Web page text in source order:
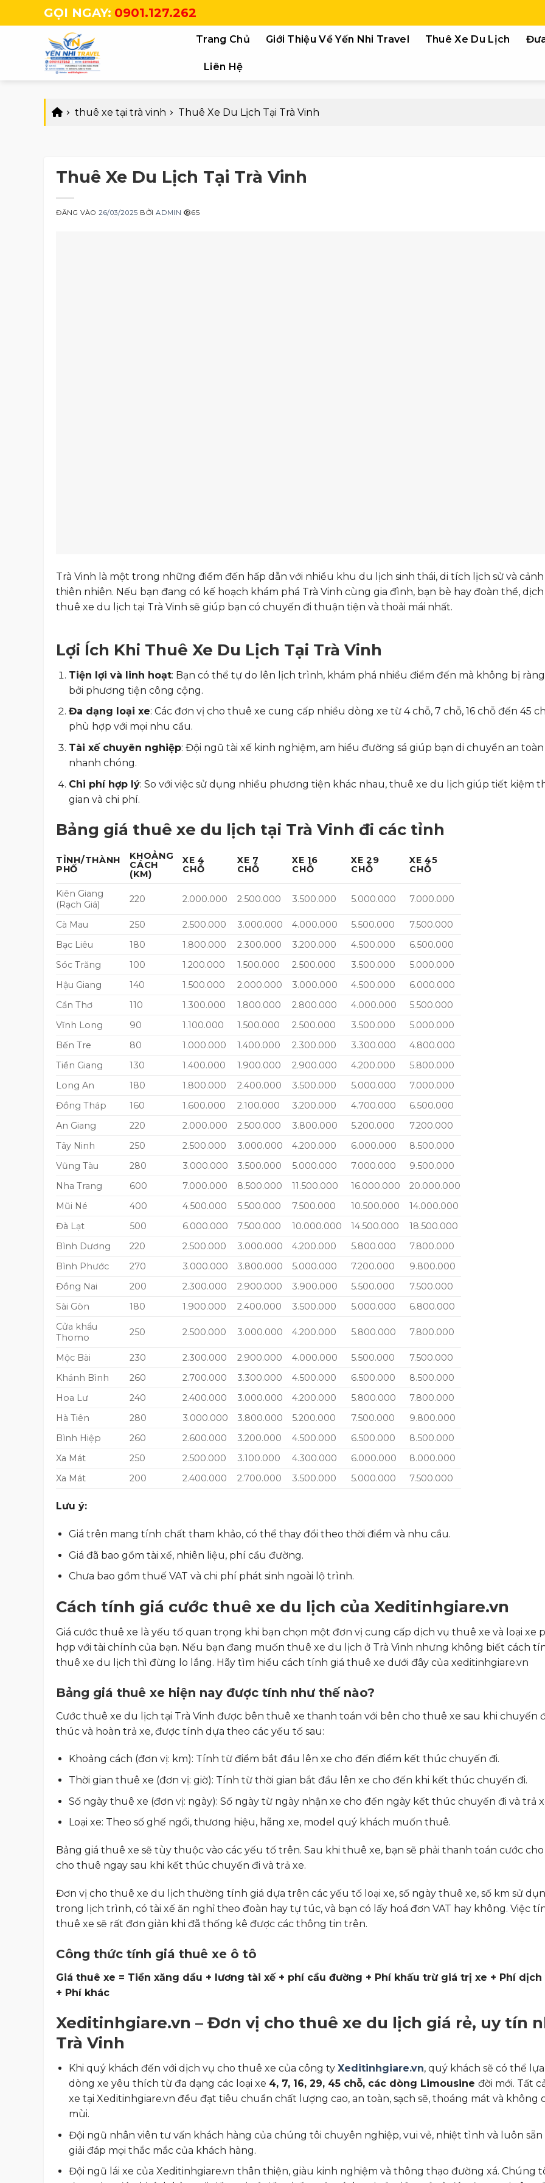
GỌI NGAY: 0901.127.262
Trang Chủ Giới Thiệu Về Yến Nhi Travel Thuê Xe Du Lịch
Liên Hệ
thuê xe tại trà vinh Thuê Xe Du Lịch Tại Trà Vinh
Thuê Xe Du Lịch Tại Trà Vinh
ĐĂNG VÀO26/03/2025 BỞIADMIN 65
Trà Vinh là một trong những điểm đến hấp dẫn với nhiều khu du lịch sinh thái, di tích lịch sử và
thiên nhiên. Nếu bạn đang có kế hoạch khám phá Trà Vinh cùng gia đình, bạn bè hay đoàn thể,
thuê xe du lịch tại Trà Vinh sẽ giúp bạn có chuyến đi thuận tiện và thoải mái nhất.
Lợi Ích Khi Thuê Xe Du Lịch Tại Trà Vinh
Tiện lợi và linh hoạt: Bạn có thể tự do lên lịch trình, khám phá nhiều điểm đến mà không bị
bởi phương tiện công cộng.
Đa dạng loại xe: Các đơn vị cho thuê xe cung cấp nhiều dòng xe từ 4 chỗ, 7 chỗ, 16 chỗ đến 45
phù hợp với mọi nhu cầu.
Tài xế chuyên nghiệp: Đội ngũ tài xế kinh nghiệm, am hiểu đường sá giúp bạn di chuyển an toàn
nhanh chóng.
Chi phí hợp lý: So với việc sử dụng nhiều phương tiện khác nhau, thuê xe du lịch giúp tiết kiệm
gian và chi phí.
Bảng giá thuê xe du lịch tại Trà Vinh đi các tỉnh
TỈNH/THÀNH
PHỐ
KHOẢNG
CÁCH
(KM)
XE 4
CHỖ
XE 7
CHỖ
XE 16
CHỖ
XE 29
CHỖ
XE 45
CHỖ
Kiên Giang
(Rạch Giá)
220 2.000.000 2.500.000 3.500.000 5.000.000 7.000.000
Cà Mau 250 2.500.000 3.000.000 4.000.000 5.500.000
7.500.000
Bạc Liêu
180 1.800.000 2.300.000 3.200.000 4.500.000
6.500.000
Sóc Trăng
100 1.200.000 1.500.000 2.500.000 3.500.000
5.000.000
Hậu Giang
140 1.500.000 2.000.000 3.000.000 4.500.000
6.000.000
Cần Thơ
110 1.300.000 1.800.000 2.800.000 4.000.000
5.500.000
Vĩnh Long
90 1.100.000 1.500.000 2.500.000 3.500.000
5.000.000
Bến Tre
80 1.000.000 1.400.000 2.300.000 3.300.000
4.800.000
Tiền Giang
130 1.400.000 1.900.000 2.900.000 4.200.000
5.800.000
Long An
180 1.800.000 2.400.000 3.500.000 5.000.000
7.000.000
Đồng Tháp
160 1.600.000 2.100.000 3.200.000 4.700.000
6.500.000
An Giang
220 2.000.000 2.500.000 3.800.000 5.200.000
7.200.000
Tây Ninh
250 2.500.000 3.000.000 4.200.000 6.000.000
8.500.000
Vũng Tàu
280 3.000.000 3.500.000 5.000.000 7.000.000
9.500.000
Nha Trang
600 7.000.000 8.500.000 11.500.000 16.000.000
20.000.000
Mũi Né
400 4.500.000 5.500.000 7.500.000 10.500.000
14.000.000
Đà Lạt
500 6.000.000 7.500.000 10.000.000 14.500.000
18.500.000
Bình Dương
220 2.500.000 3.000.000 4.200.000 5.800.000
7.800.000
Bình Phước
270 3.000.000 3.800.000 5.000.000 7.200.000
9.800.000
Đồng Nai
200 2.300.000 2.900.000 3.900.000 5.500.000
7.500.000
Sài Gòn
180 1.900.000 2.400.000 3.500.000 5.000.000
6.800.000
Cửa khẩu
Thomo
250 2.500.000 3.000.000 4.200.000 5.800.000 7.800.000
Mộc Bài 230 2.300.000 2.900.000 4.000.000 5.500.000
7.500.000
Khánh Bình
260 2.700.000 3.300.000 4.500.000 6.500.000
8.500.000
Hoa Lư
240 2.400.000 3.000.000 4.200.000 5.800.000
7.800.000
Hà Tiên
280 3.000.000 3.800.000 5.200.000 7.500.000
9.800.000
Bình Hiệp
260 2.600.000 3.200.000 4.500.000 6.500.000
8.500.000
Xa Mát
250 2.500.000 3.100.000 4.300.000 6.000.000
8.000.000
Xa Mát
200 2.400.000 2.700.000 3.500.000 5.000.000 7.500.000
Lưu ý:
Giá trên mang tính chất tham khảo, có thể thay đổi theo thời điểm và nhu cầu.
Giá đã bao gồm tài xế, nhiên liệu, phí cầu đường.
Chưa bao gồm thuế VAT và chi phí phát sinh ngoài lộ trình.
Cách tính giá cước thuê xe du lịch của Xeditinhgiare.vn
Giá cước thuê xe là yếu tố quan trọng khi bạn chọn một đơn vị cung cấp dịch vụ thuê xe và loại xe
hợp với tài chính của bạn. Nếu bạn đang muốn thuê xe du lịch ở Trà Vinh nhưng không biết cách
thuê xe du lịch thì đừng lo lắng. Hãy tìm hiểu cách tính giá thuê xe dưới đây của xeditinhgiare.vn
Bảng giá thuê xe hiện nay được tính như thế nào?
Cước thuê xe du lịch tại Trà Vinh được bên thuê xe thanh toán với bên cho thuê xe sau khi chuyến
thúc và hoàn trả xe, được tính dựa theo các yếu tố sau:
Khoảng cách (đơn vị: km): Tính từ điểm bắt đầu lên xe cho đến điểm kết thúc chuyến đi.
Thời gian thuê xe (đơn vị: giờ): Tính từ thời gian bắt đầu lên xe cho đến khi kết thúc chuyến đi.
Số ngày thuê xe (đơn vị: ngày): Số ngày từ ngày nhận xe cho đến ngày kết thúc chuyến đi và trả
Loại xe: Theo số ghế ngồi, thương hiệu, hãng xe, model quý khách muốn thuê.
Bảng giá thuê xe sẽ tùy thuộc vào các yếu tố trên. Sau khi thuê xe, bạn sẽ phải thanh toán cước
cho thuê ngay sau khi kết thúc chuyến đi và trả xe.
Đơn vị cho thuê xe du lịch thường tính giá dựa trên các yếu tố loại xe, số ngày thuê xe, số km sử
trong lịch trình, có tài xế ăn nghỉ theo đoàn hay tự túc, và bạn có lấy hoá đơn VAT hay không. Việc
thuê xe sẽ rất đơn giản khi đã thống kê được các thông tin trên.
Công thức tính giá thuê xe ô tô
Giá thuê xe = Tiền xăng dầu + lương tài xế + phí cầu đường + Phí khấu trừ giá trị xe + Phí dịch
+ Phí khác
Xeditinhgiare.vn – Đơn vị cho thuê xe du lịch giá rẻ, uy tín
Trà Vinh
Khi quý khách đến với dịch vụ cho thuê xe của công ty Xeditinhgiare.vn, quý khách sẽ có thể
dòng xe yêu thích từ đa dạng các loại xe 4, 7, 16, 29, 45 chỗ, các dòng Limousine đời mới. Tất
xe tại Xeditinhgiare.vn đều đạt tiêu chuẩn chất lượng cao, an toàn, sạch sẽ, thoáng mát và không
mùi.
Đội ngũ nhân viên tư vấn khách hàng của chúng tôi chuyên nghiệp, vui vẻ, nhiệt tình và luôn sẵn
giải đáp mọi thắc mắc của khách hàng.
Đội ngũ lái xe của Xeditinhgiare.vn thân thiện, giàu kinh nghiệm và thông thạo đường xá. Chúng